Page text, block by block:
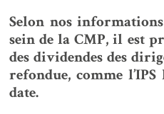
Selon nos
sein de la CMP, il est
des dividendes des
refondue, comme
date.